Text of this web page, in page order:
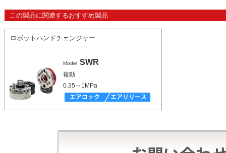
この製品に関連するおすすめ製品
ロボットハンドチェンジャー
Model SWR
複動
0.35～1MPa